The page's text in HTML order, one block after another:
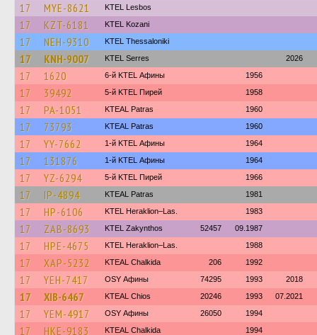
17 MYE-8621 KTEL Lesbos
17 KZT-6181 ΚΤΕL Kozani
17 NEH-9310 KTEL Thessaloniki
17 KNH-9007 KTEL Serres 2026
17 1620 6-й KTEL Афины 1956
17 39492 5-й KTEL Пирей 1958
17 PA-1051 KTEAL Patras 1960
17 73793 KTEAL Patras 1960
17 YY-7662 1-й KTEL Афины 1964
17 131876 1-й KTEL Афины 1964
17 YZ-6294 5-й KTEL Пирей 1966
17 IP-4894 KTEAL Patras 1981
17 HP-6106 KTEL Heraklion–Las. 1983
17 ZAB-8693 KTEL Zakynthos 52457 09.1987
17 HPE-4675 KTEL Heraklion–Las. 1988
17 XAP-5232 KTEAL Chalkida 206 1992
17 YEH-7417 OSY Афины 74295 1993 2018
17 XIB-6467 KTEAL Chios 20246 1993 07.2021
17 YEM-4917 OSY Афины 26050 1994
17 HKE-9183 KTEAL Chalkida 1994